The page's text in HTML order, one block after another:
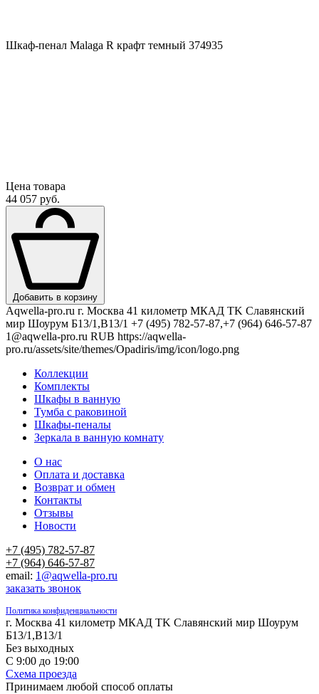
Шкаф-пенал Malaga R крафт темный 374935
Цена товара
44 057 руб.
Добавить в корзину
Aqwella-pro.ru г. Москва 41 километр МКАД TK Славянский
мир Шоурум Б13/1,В13/1 +7 (495) 782-57-87,+7 (964) 646-57-87
1@aqwella-pro.ru RUB https://aqwella-
pro.ru/assets/site/themes/Opadiris/img/icon/logo.png
Коллекции
Комплекты
Шкафы в ванную
Тумба с раковиной
Шкафы-пеналы
Зеркала в ванную комнату
О нас
Оплата и доставка
Возврат и обмен
Контакты
Отзывы
Новости
+7 (495) 782-57-87
+7 (964) 646-57-87
email: 1@aqwella-pro.ru
заказать звонок
Политика конфиденциальности
г. Москва 41 километр МКАД TK Славянский мир Шоурум
Б13/1,В13/1
Без выходных
С 9:00 до 19:00
Схема проезда
Принимаем любой способ оплаты